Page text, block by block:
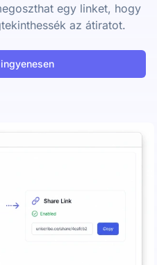
egy linket, hogy
az átiratot.